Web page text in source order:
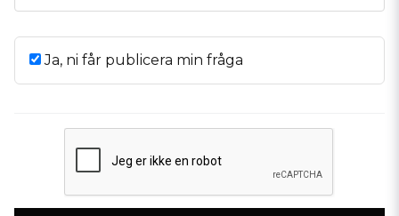
Ja, ni får publicera min fråga